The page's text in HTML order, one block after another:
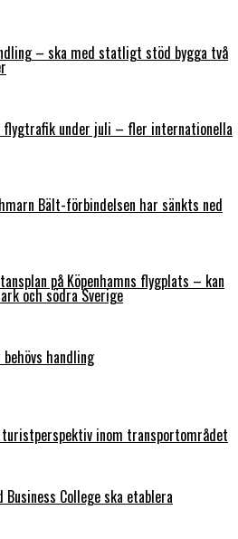
– ska med statligt stöd bygga två
flygtrafik under juli – fler internationella
Bält-förbindelsen har sänkts ned
på Köpenhamns flygplats – kan
och södra Sverige
handling
inom transportområdet
Business College ska etablera